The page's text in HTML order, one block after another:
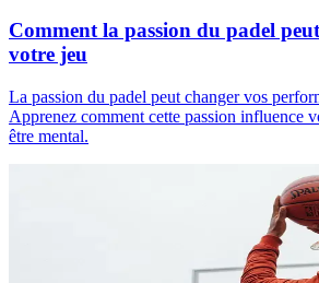
Comment la passion du padel
votre jeu
La passion du padel peut changer vos
Apprenez comment cette passion influence
être mental.